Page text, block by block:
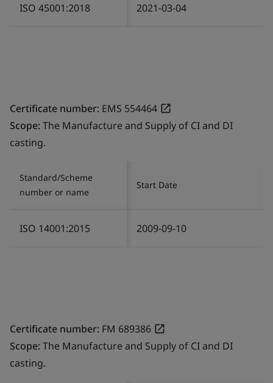
ISO 45001:2018 2021-03-04
Certificate number: EMS 554464
Scope:The Manufacture and Supply of CI and DI
casting.
Standard/Scheme
number or name
Start Date
ISO 14001:2015 2009-09-10
Certificate number: FM 689386
Scope:The Manufacture and Supply of CI and DI
casting.